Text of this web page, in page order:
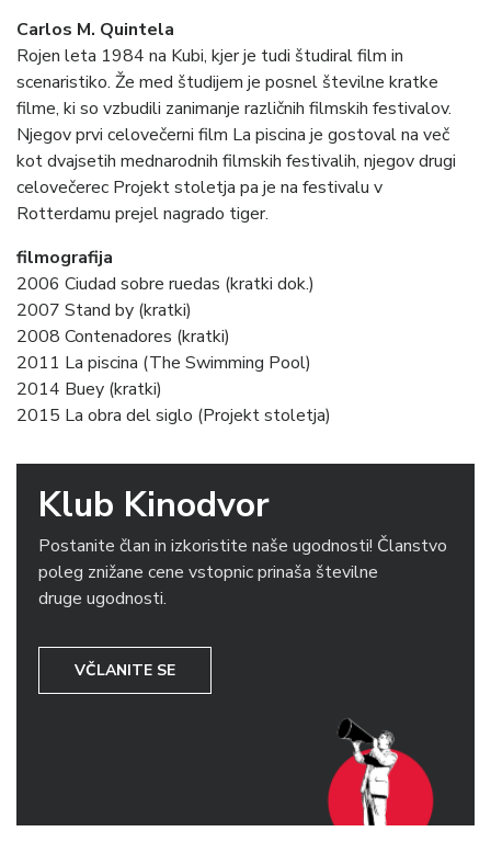
Carlos M. Quintela
Rojen leta 1984 na Kubi, kjer je tudi študiral film in
scenaristiko. Že med študijem je posnel številne kratke
filme, ki so vzbudili zanimanje različnih filmskih festivalov.
Njegov prvi celovečerni film La piscina je gostoval na več
kot dvajsetih mednarodnih filmskih festivalih, njegov drugi
celovečerec Projekt stoletja pa je na festivalu v
Rotterdamu prejel nagrado tiger.
filmografija
2006 Ciudad sobre ruedas (kratki dok.)
2007 Stand by (kratki)
2008 Contenadores (kratki)
2011 La piscina (The Swimming Pool)
2014 Buey (kratki)
2015 La obra del siglo (Projekt stoletja)
Klub Kinodvor
Postanite član in izkoristite naše ugodnosti! Članstvo
poleg znižane cene vstopnic prinaša številne
druge ugodnosti.
VČLANITE SE